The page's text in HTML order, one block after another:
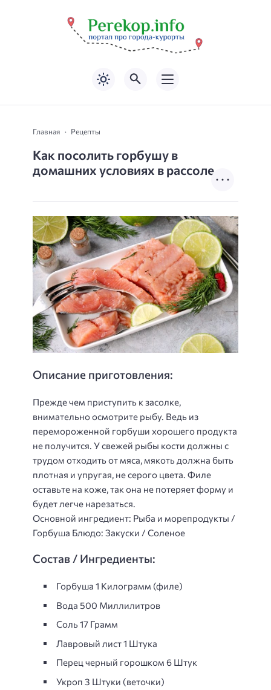
Главная Рецепты
Как посолить горбушу в
домашних условиях в рассоле
Описание приготовления:
Прежде чем приступить к засолке,
внимательно осмотрите рыбу. Ведь из
перемороженной горбуши хорошего продукта
не получится. У свежей рыбы кости должны с
трудом отходить от мяса, мякоть должна быть
плотная и упругая, не серого цвета. Филе
оставьте на коже, так она не потеряет форму и
будет легче нарезаться.
Основной ингредиент: Рыба и морепродукты /
Горбуша Блюдо: Закуски / Соленое
Состав / Ингредиенты:
Горбуша 1 Килограмм (филе)
Вода 500 Миллилитров
Соль 17 Грамм
Лавровый лист 1 Штука
Перец черный горошком 6 Штук
Укроп 3 Штуки (веточки)